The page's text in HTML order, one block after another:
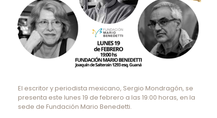
El escritor y periodista mexicano, Sergio Mondragón, se
presenta este lunes 19 de febrero a las 19:00 horas, en la
sede de Fundación Mario Benedetti.